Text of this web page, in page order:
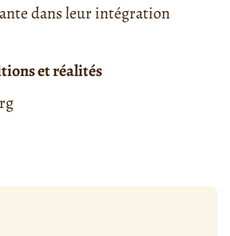
dans leur intégration
et réalités